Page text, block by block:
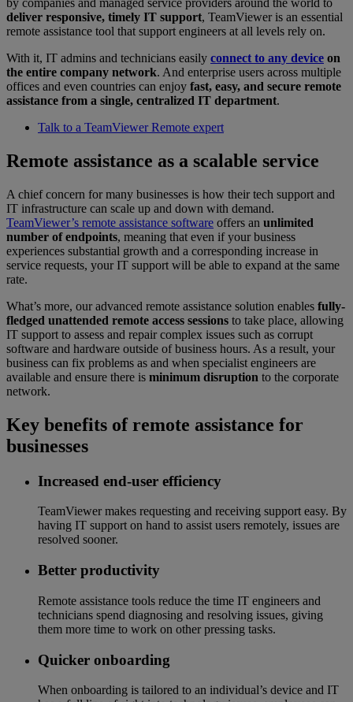
by companies and managed service providers around the world to
deliver responsive, timely IT support, TeamViewer is an essential
remote assistance tool that support engineers at all levels rely on.
With it, IT admins and technicians easily connect to any device on
the entire company network. And enterprise users across multiple
offices and even countries can enjoy fast, easy, and secure remote
assistance from a single, centralized IT department.
Talk to a TeamViewer Remote expert
Remote assistance as a scalable service
A chief concern for many businesses is how their tech support and
IT infrastructure can scale up and down with demand.
TeamViewer’s remote assistance software offers an unlimited
number of endpoints, meaning that even if your business
experiences substantial growth and a corresponding increase in
service requests, your IT support will be able to expand at the same
rate.
What’s more, our advanced remote assistance solution enables fully-
fledged unattended remote access sessions to take place, allowing
IT support to assess and repair complex issues such as corrupt
software and hardware outside of business hours. As a result, your
business can fix problems as and when specialist engineers are
available and ensure there is minimum disruption to the corporate
network.
Key benefits of remote assistance for
businesses
Increased end-user efficiency
TeamViewer makes requesting and receiving support easy. By
having IT support on hand to assist users remotely, issues are
resolved sooner.
Better productivity
Remote assistance tools reduce the time IT engineers and
technicians spend diagnosing and resolving issues, giving
them more time to work on other pressing tasks.
Quicker onboarding
When onboarding is tailored to an individual’s device and IT